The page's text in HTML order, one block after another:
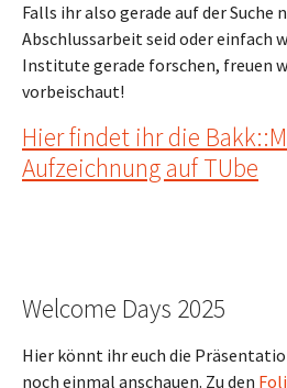
Falls ihr also gerade auf der Suche
Abschlussarbeit seid oder einfach
Institute gerade forschen, freuen
vorbeischaut!
Hier findet ihr die
Aufzeichnung auf TUbe
Welcome Days 2025
Hier könnt ihr euch die
noch einmal anschauen. Zu den